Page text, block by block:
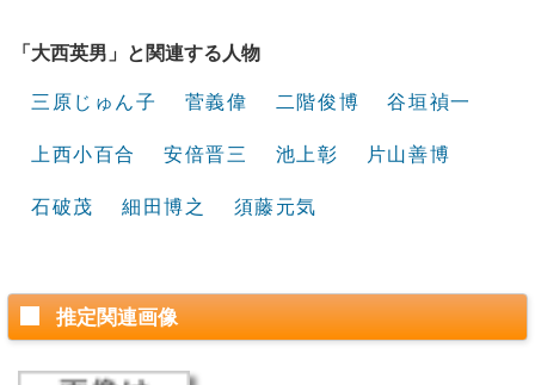
「大西英男」と関連する人物
三原じゅん子 菅義偉 二階俊博 谷垣禎一
上西小百合 安倍晋三 池上彰 片山善博
石破茂 細田博之 須藤元気
推定関連画像